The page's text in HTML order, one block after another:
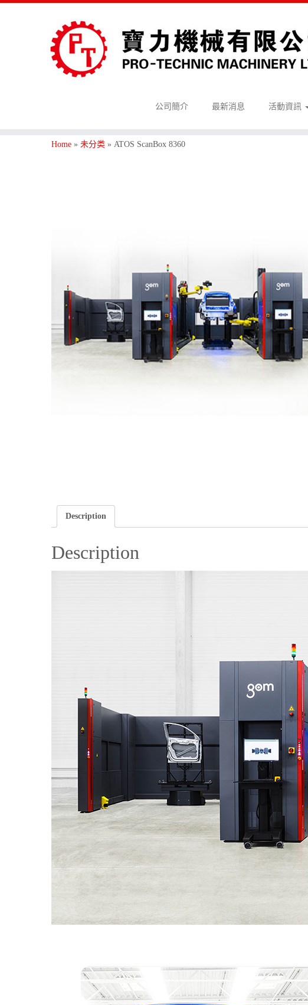
公司簡介 最新消息 活動資訊
Home » 未分类 » ATOS ScanBox 8360
Description
Description